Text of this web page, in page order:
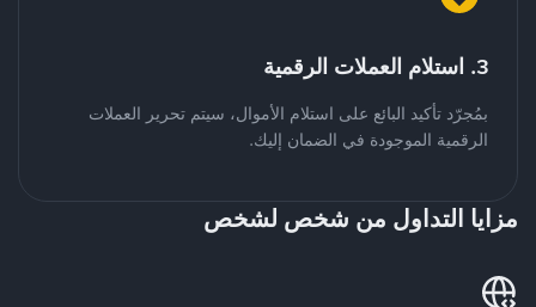
3. استلام العملات الرقمية
بمُجرّد تأكيد البائع على استلام الأموال، سيتم تحرير العملات
الرقمية الموجودة في الضمان إليك.
مزايا التداول من شخص لشخص